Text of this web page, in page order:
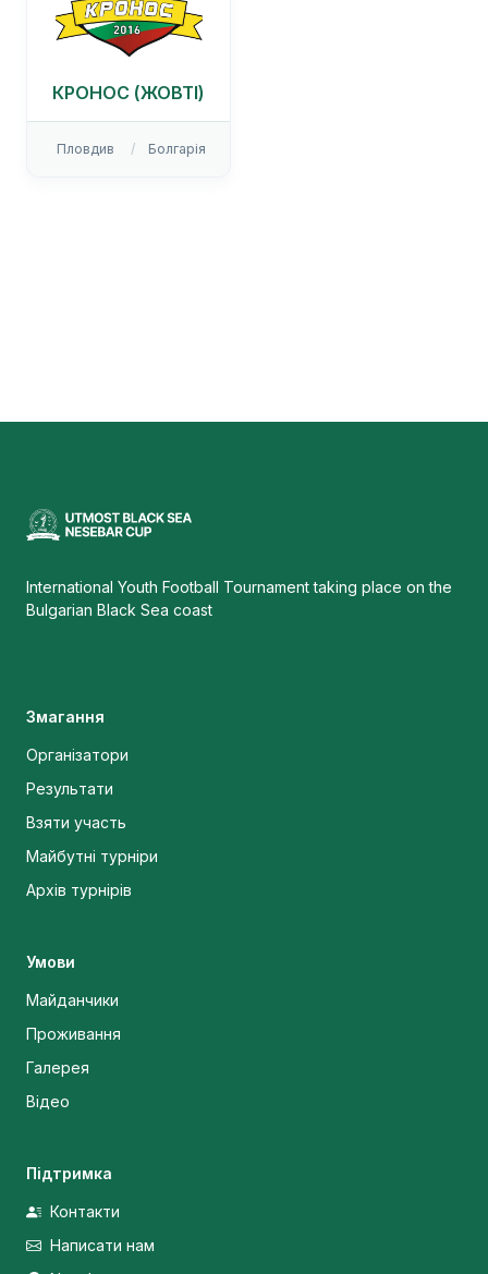
КРОНОС (ЖОВТІ)
Пловдив Болгарія
International Youth Football Tournament taking place on the
Bulgarian Black Sea coast
Змагання
Організатори
Результати
Взяти участь
Майбутні турніри
Архів турнірів
Умови
Майданчики
Проживання
Галерея
Відео
Підтримка
Контакти
Написати нам